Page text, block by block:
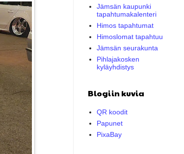
Jämsän kaupunki
tapahtumakalenteri
Himos tapahtumat
Himoslomat tapahtuu
Jämsän seurakunta
Pihlajakosken
kyläyhdistys
Blogiin kuvia
QR koodit
Papunet
PixaBay